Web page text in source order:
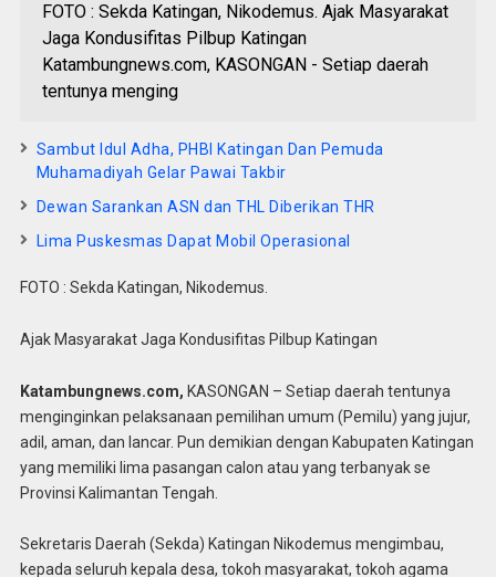
FOTO : Sekda Katingan, Nikodemus. Ajak Masyarakat
Jaga Kondusifitas Pilbup Katingan
Katambungnews.com, KASONGAN - Setiap daerah
tentunya menging
Sambut Idul Adha, PHBI Katingan Dan Pemuda
Muhamadiyah Gelar Pawai Takbir
Dewan Sarankan ASN dan THL Diberikan THR
Lima Puskesmas Dapat Mobil Operasional
FOTO : Sekda Katingan, Nikodemus.
Ajak Masyarakat Jaga Kondusifitas Pilbup Katingan
Katambungnews.com, KASONGAN – Setiap daerah tentunya
menginginkan pelaksanaan pemilihan umum (Pemilu) yang jujur,
adil, aman, dan lancar. Pun demikian dengan Kabupaten Katingan
yang memiliki lima pasangan calon atau yang terbanyak se
Provinsi Kalimantan Tengah.
Sekretaris Daerah (Sekda) Katingan Nikodemus mengimbau,
kepada seluruh kepala desa, tokoh masyarakat, tokoh agama